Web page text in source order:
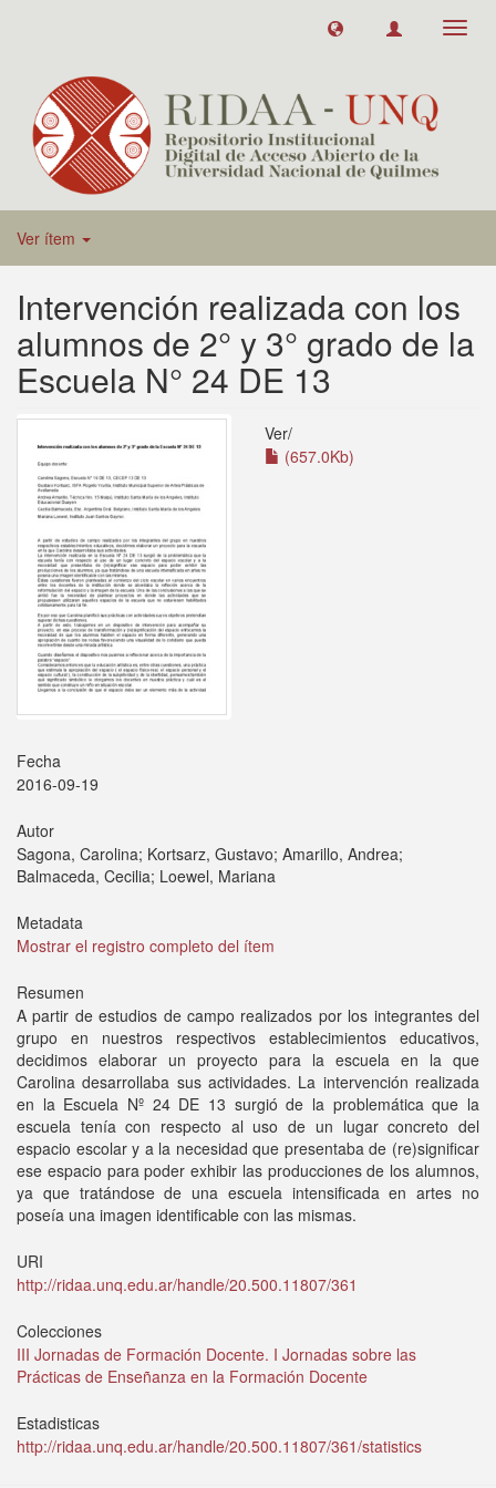
Ver ítem
Intervención realizada con los
alumnos de 2° y 3° grado de la
Escuela N° 24 DE 13
Ver/
(657.0Kb)
Fecha
2016-09-19
Autor
Sagona, Carolina; Kortsarz, Gustavo; Amarillo, Andrea;
Balmaceda, Cecilia; Loewel, Mariana
Metadata
Mostrar el registro completo del ítem
Resumen
A partir de estudios de campo realizados por los integrantes del
grupo en nuestros respectivos establecimientos educativos,
decidimos elaborar un proyecto para la escuela en la que
Carolina desarrollaba sus actividades. La intervención realizada
en la Escuela Nº 24 DE 13 surgió de la problemática que la
escuela tenía con respecto al uso de un lugar concreto del
espacio escolar y a la necesidad que presentaba de (re)significar
ese espacio para poder exhibir las producciones de los alumnos,
ya que tratándose de una escuela intensificada en artes no
poseía una imagen identificable con las mismas.
URI
http://ridaa.unq.edu.ar/handle/20.500.11807/361
Colecciones
III Jornadas de Formación Docente. I Jornadas sobre las
Prácticas de Enseñanza en la Formación Docente
Estadisticas
http://ridaa.unq.edu.ar/handle/20.500.11807/361/statistics